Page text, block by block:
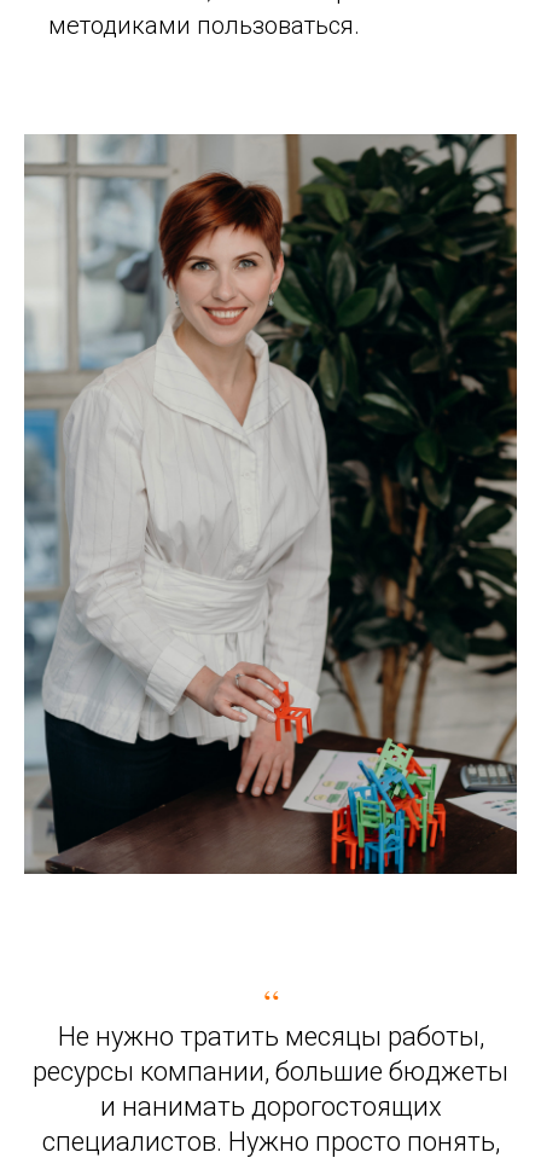
методиками пользоваться.
“
Не нужно тратить месяцы работы,
ресурсы компании, большие бюджеты
и нанимать дорогостоящих
специалистов. Нужно просто понять,